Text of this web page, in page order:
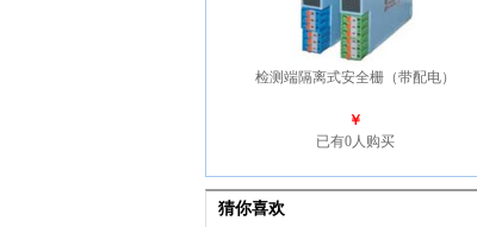
检测端隔离式安全栅（带配电）
￥
已有0人购买
猜你喜欢